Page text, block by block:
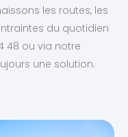
les routes, les
du quotidien
48 ou via notre
une solution.